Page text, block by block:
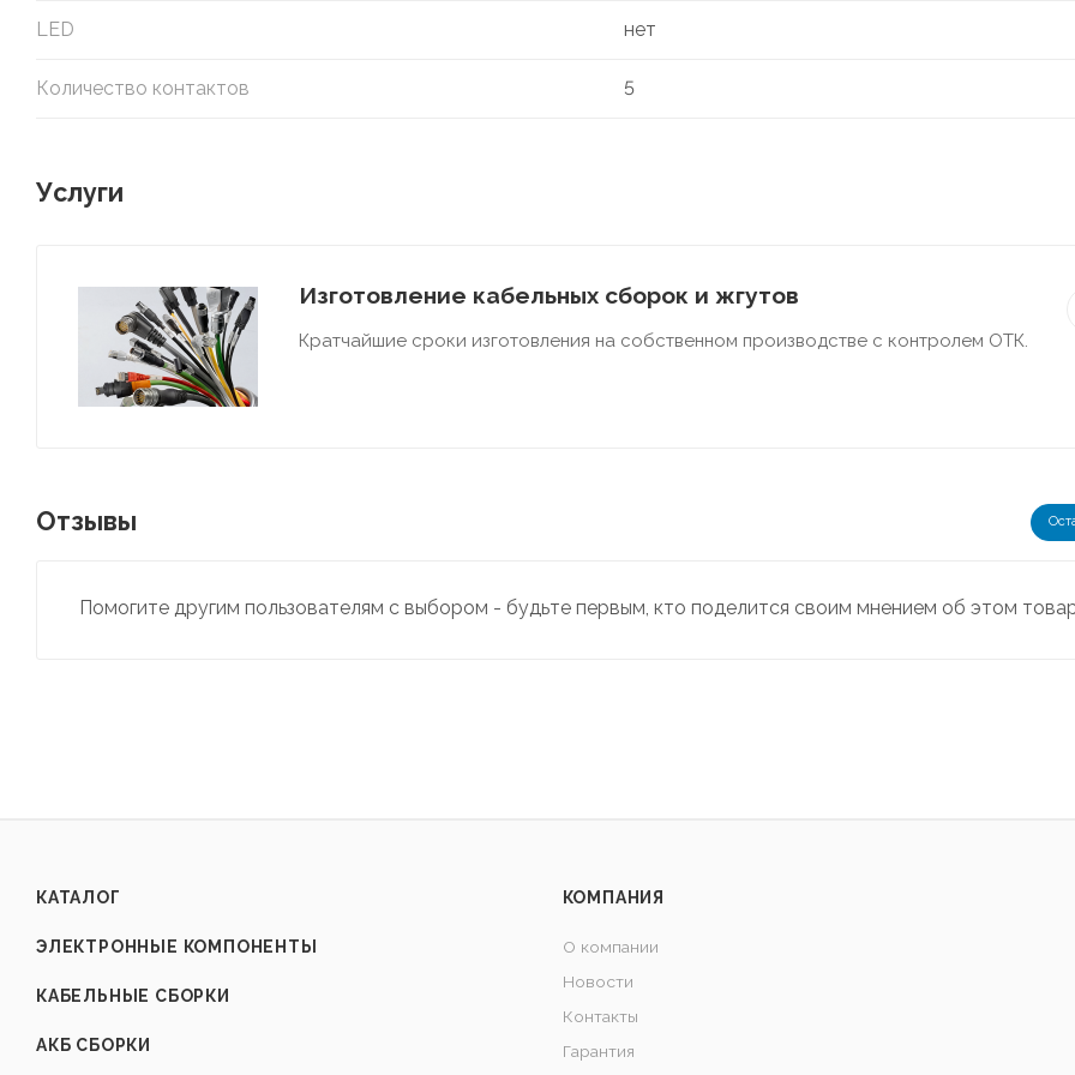
LED нет
Количество контактов 5
Услуги
Изготовление кабельных сборок и жгутов
Кратчайшие сроки изготовления на собственном производстве с контролем ОТК.
Отзывы
Помогите другим пользователям с выбором - будьте первым, кто поделится своим мнением об этом
КАТАЛОГ
ЭЛЕКТРОННЫЕ КОМПОНЕНТЫ
КАБЕЛЬНЫЕ СБОРКИ
АКБ СБОРКИ
КОМПАНИЯ
О компании
Новости
Контакты
Гарантия